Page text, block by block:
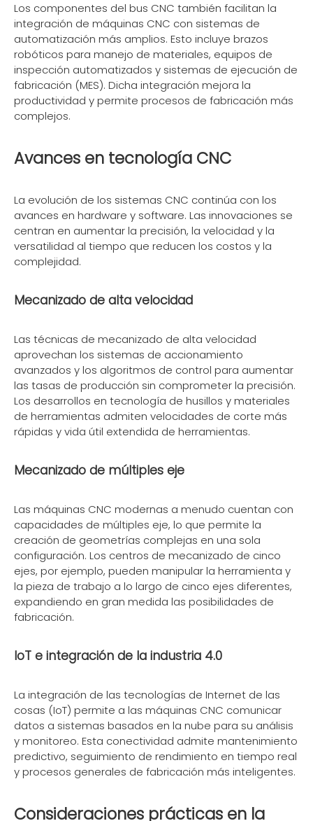
Los componentes del bus CNC también facilitan la
integración de máquinas CNC con sistemas de
automatización más amplios. Esto incluye brazos
robóticos para manejo de materiales, equipos de
inspección automatizados y sistemas de ejecución de
fabricación (MES). Dicha integración mejora la
productividad y permite procesos de fabricación más
complejos.
Avances en tecnología CNC
La evolución de los sistemas CNC continúa con los
avances en hardware y software. Las innovaciones se
centran en aumentar la precisión, la velocidad y la
versatilidad al tiempo que reducen los costos y la
complejidad.
Mecanizado de alta velocidad
Las técnicas de mecanizado de alta velocidad
aprovechan los sistemas de accionamiento
avanzados y los algoritmos de control para aumentar
las tasas de producción sin comprometer la precisión.
Los desarrollos en tecnología de husillos y materiales
de herramientas admiten velocidades de corte más
rápidas y vida útil extendida de herramientas.
Mecanizado de múltiples eje
Las máquinas CNC modernas a menudo cuentan con
capacidades de múltiples eje, lo que permite la
creación de geometrías complejas en una sola
configuración. Los centros de mecanizado de cinco
ejes, por ejemplo, pueden manipular la herramienta y
la pieza de trabajo a lo largo de cinco ejes diferentes,
expandiendo en gran medida las posibilidades de
fabricación.
IoT e integración de la industria 4.0
La integración de las tecnologías de Internet de las
cosas (IoT) permite a las máquinas CNC comunicar
datos a sistemas basados ​​en la nube para su análisis
y monitoreo. Esta conectividad admite mantenimiento
predictivo, seguimiento de rendimiento en tiempo real
y procesos generales de fabricación más inteligentes.
Consideraciones prácticas en la